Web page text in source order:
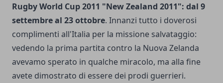
Rugby World Cup 2011 "New Zealand 2011": dal 9
settembre al 23 ottobre. Innanzi tutto i doverosi
complimenti all'Italia per la missione salvataggio:
vedendo la prima partita contro la Nuova Zelanda
avevamo sperato in qualche miracolo, ma alla fine
avete dimostrato di essere dei prodi guerrieri.